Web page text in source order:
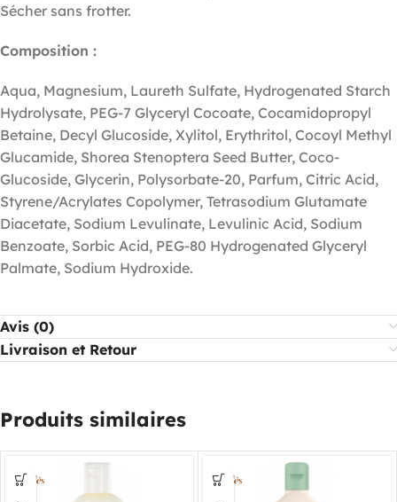
Sécher sans frotter.
Composition :
Aqua, Magnesium, Laureth Sulfate, Hydrogenated Starch
Hydrolysate, PEG-7 Glyceryl Cocoate, Cocamidopropyl
Betaine, Decyl Glucoside, Xylitol, Erythritol, Cocoyl Methyl
Glucamide, Shorea Stenoptera Seed Butter, Coco-
Glucoside, Glycerin, Polysorbate-20, Parfum, Citric Acid,
Styrene/Acrylates Copolymer, Tetrasodium Glutamate
Diacetate, Sodium Levulinate, Levulinic Acid, Sodium
Benzoate, Sorbic Acid, PEG-80 Hydrogenated Glyceryl
Palmate, Sodium Hydroxide.
Avis (0)
Livraison et Retour
Produits similaires